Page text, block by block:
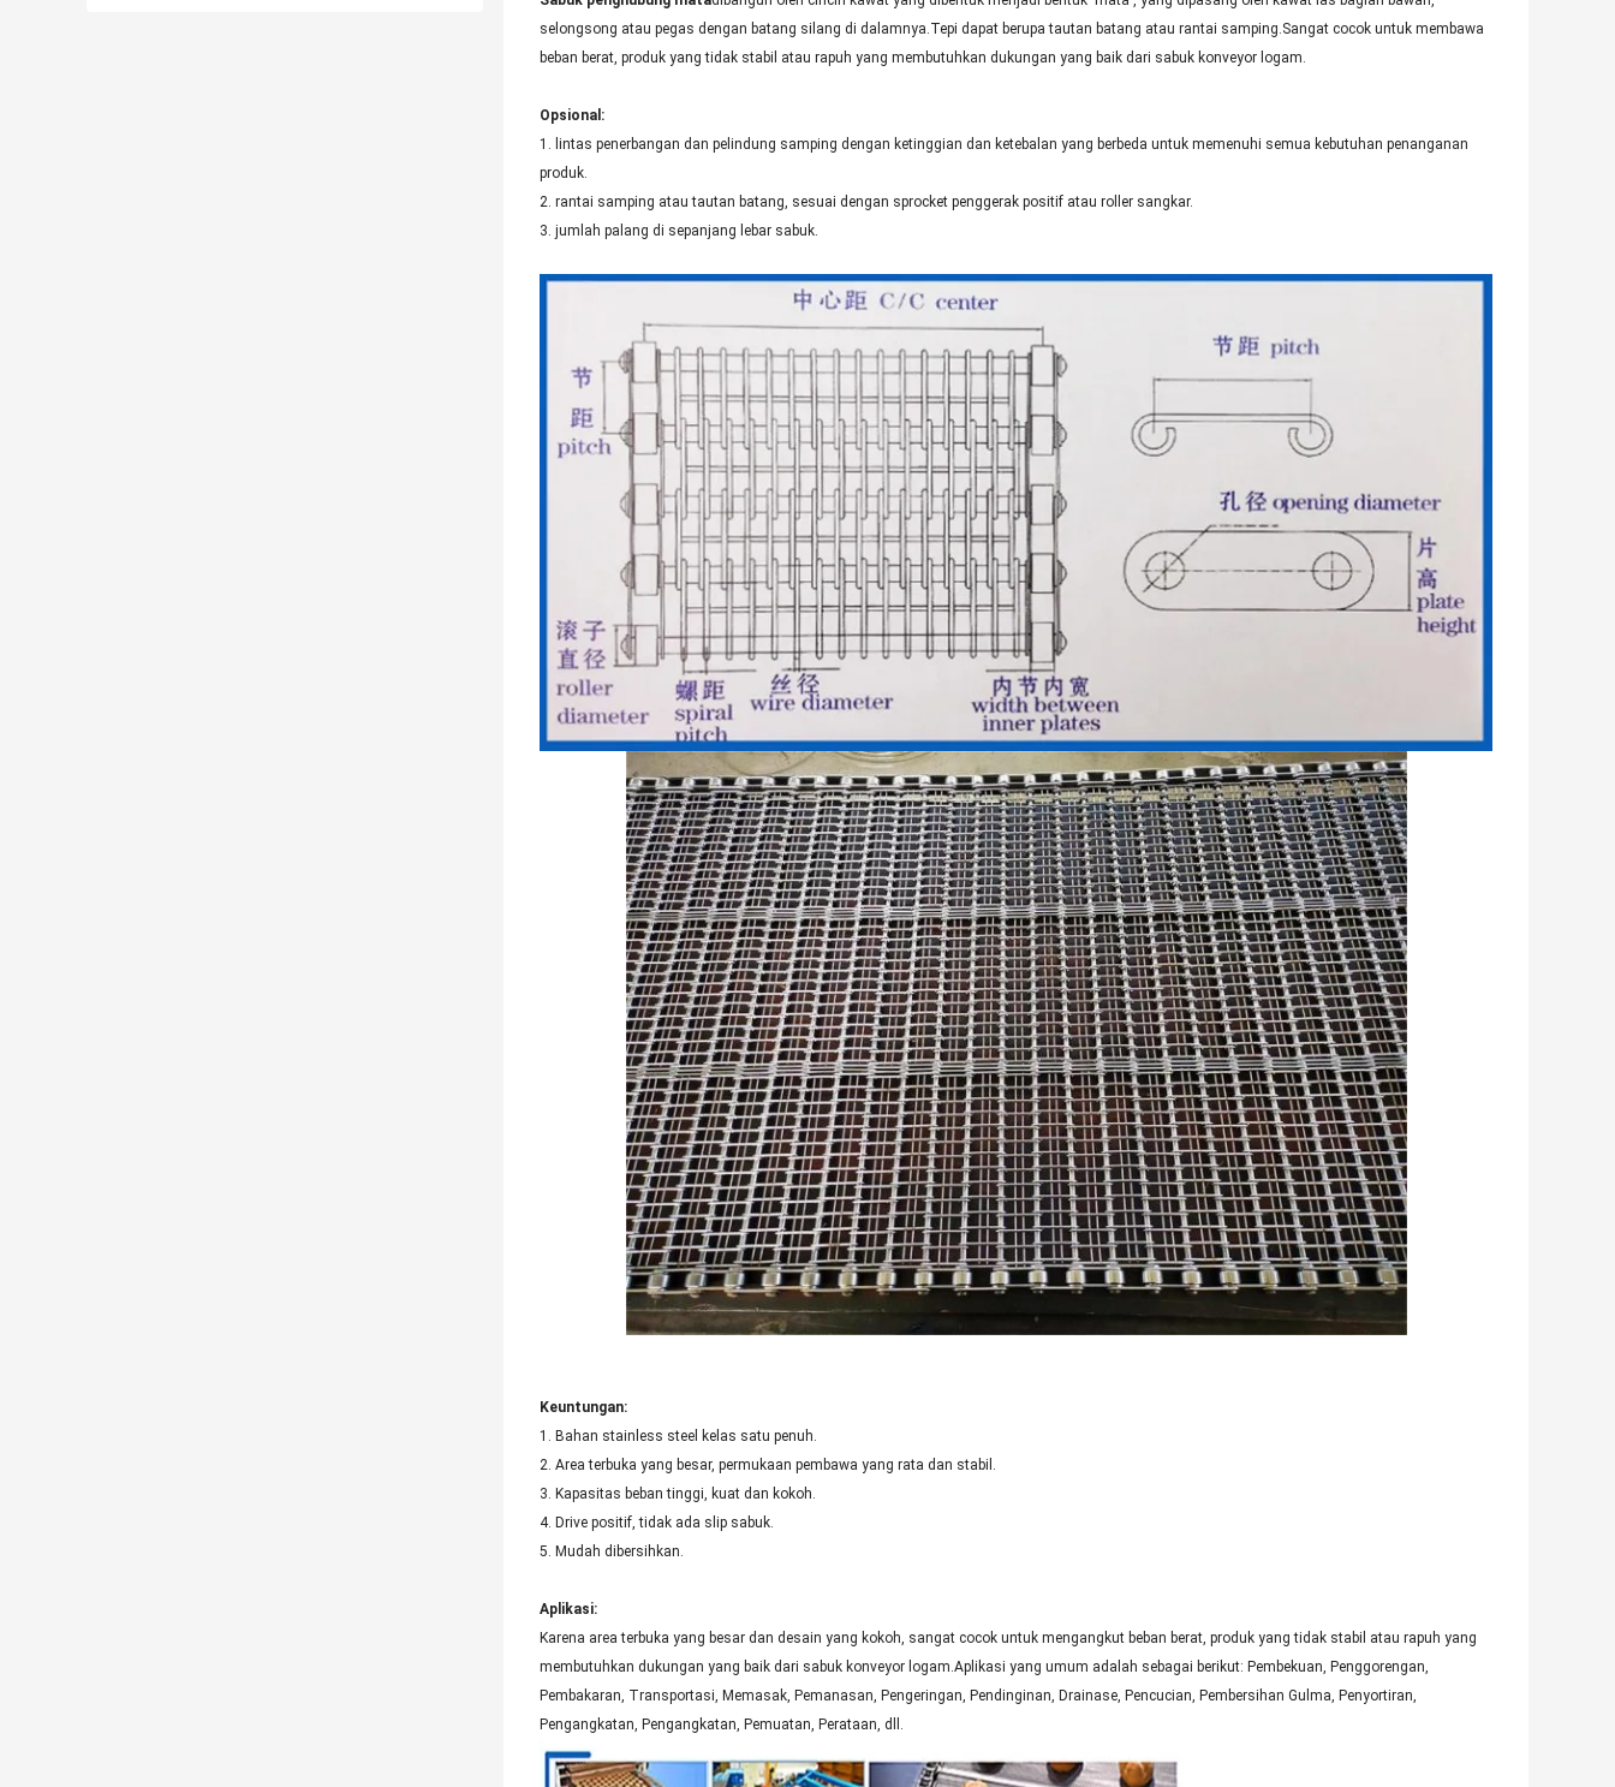
selongsong atau pegas dengan batang silang di dalamnya.Tepi dapat berupa tautan batang atau rantai samping.Sangat cocok untuk membawa
beban berat, produk yang tidak stabil atau rapuh yang membutuhkan dukungan yang baik dari sabuk konveyor logam.
Opsional :
1. lintas penerbangan dan pelindung samping dengan ketinggian dan ketebalan yang berbeda untuk memenuhi semua kebutuhan penanganan
produk.
2. rantai samping atau tautan batang, sesuai dengan sprocket penggerak positif atau roller sangkar.
3. jumlah palang di sepanjang lebar sabuk.
Keuntungan:
1. Bahan stainless steel kelas satu penuh.
2. Area terbuka yang besar, permukaan pembawa yang rata dan stabil.
3. Kapasitas beban tinggi, kuat dan kokoh.
4. Drive positif, tidak ada slip sabuk.
5. Mudah dibersihkan.
Aplikasi:
Karena area terbuka yang besar dan desain yang kokoh, sangat cocok untuk mengangkut beban berat, produk yang tidak stabil atau rapuh yang
membutuhkan dukungan yang baik dari sabuk konveyor logam.Aplikasi yang umum adalah sebagai berikut: Pembekuan, Penggorengan,
Pembakaran, Transportasi, Memasak, Pemanasan, Pengeringan, Pendinginan, Drainase, Pencucian, Pembersihan Gulma, Penyortiran,
Pengangkatan, Pengangkatan, Pemuatan, Perataan, dll.